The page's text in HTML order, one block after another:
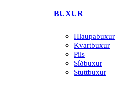
BUXUR
Hlaupabuxur
Kvartbuxur
Pils
Síðbuxur
Stuttbuxur